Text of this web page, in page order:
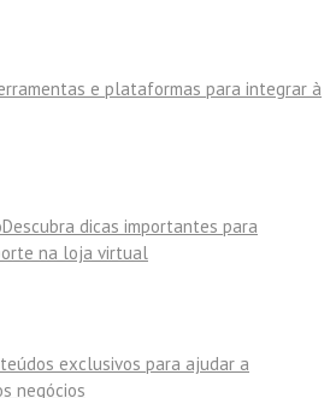
e plataformas para integrar à
Descubra dicas importantes para
na loja virtual
exclusivos para ajudar a
negócios